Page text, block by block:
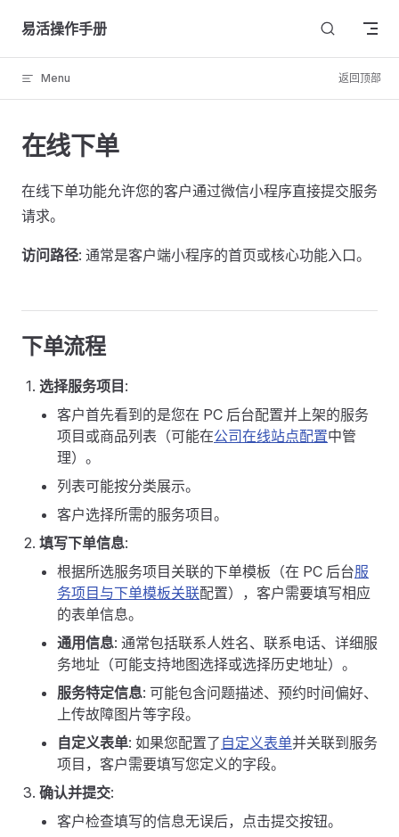
Skip to content
易活操作手册
Menu 返回顶部
在线下单
在线下单功能允许您的客户通过微信小程序直接提交服务
请求。
访问路径: 通常是客户端小程序的首页或核心功能入口。
下单流程
选择服务项目 :
客户首先看到的是您在 PC 后台配置并上架的服务
项目或商品列表（可能在公司在线站点配置中管
理）。
列表可能按分类展示。
客户选择所需的服务项目。
填写下单信息:
根据所选服务项目关联的下单模板（在 PC 后台服
务项目与下单模板关联配置），客户需要填写相应
的表单信息。
通用信息: 通常包括联系人姓名、联系电话、详细服
务地址（可能支持地图选择或选择历史地址）。
服务特定信息: 可能包含问题描述、预约时间偏好、
上传故障图片等字段。
自定义表单: 如果您配置了 自定义表单并关联到服务
项目，客户需要填写您定义的字段。
确认并提交:
客户检查填写的信息无误后，点击提交按钮。